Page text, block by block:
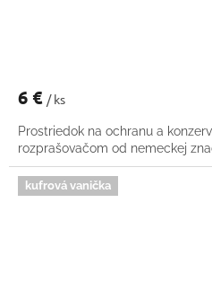
6 € / ks
Prostriedok na ochranu a
rozprašovačom od nemeckej
kufrová vanička